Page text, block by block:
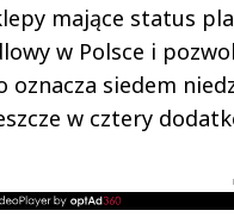
mające status
w Polsce i
oznacza siedem
w cztery